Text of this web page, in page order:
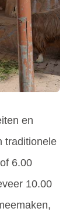
en
traditionele
6.00
10.00